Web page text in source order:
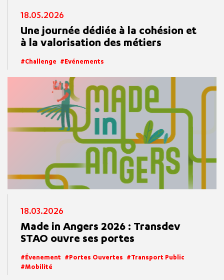
18.05.2026
Une journée dédiée à la cohésion et
à la valorisation des métiers
Challenge Evénements
18.03.2026
Made in Angers 2026 : Transdev
STAO ouvre ses portes
Évenement Portes Ouvertes
Transport Public
Mobilité